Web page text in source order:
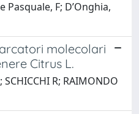
Pasquale, F; D’Onghia,
molecolari
Citrus L.
R; RAIMONDO